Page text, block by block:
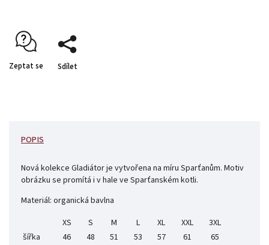
Zeptat se Sdílet
POPIS
Nová kolekce Gladiátor je vytvořena na míru Sparťanům. Motiv
obrázku se promítá i v hale ve Sparťanském kotli.
Materiál: organická bavlna
XS
S M L XL XXL
3XL
šířka
46 48 51 53 57 61
65